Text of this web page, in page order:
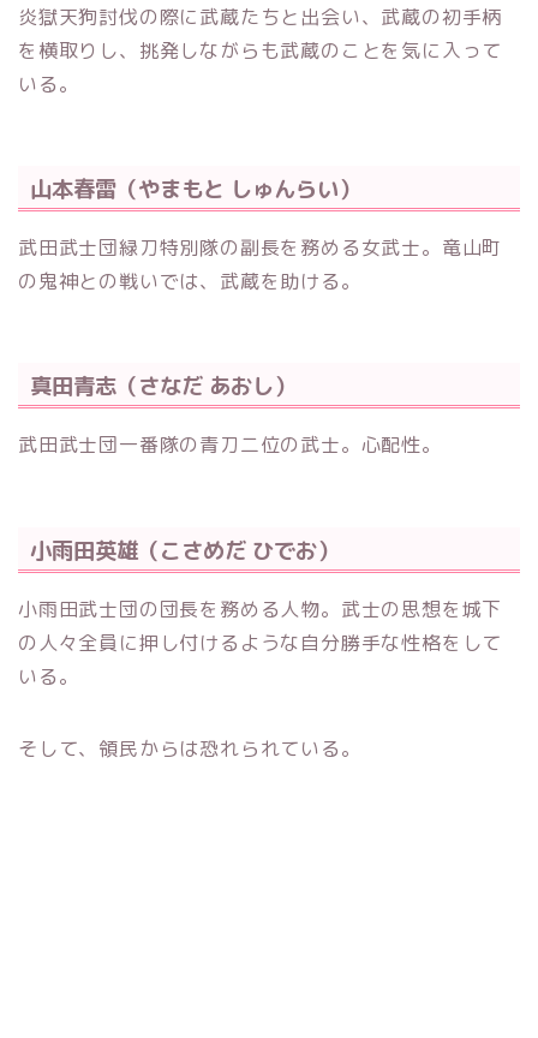
炎獄天狗討伐の際に武蔵たちと出会い、武蔵の初手柄
を横取りし、挑発しながらも武蔵のことを気に入って
いる。
山本春雷（やまもと しゅんらい）
武田武士団緑刀特別隊の副長を務める女武士。竜山町
の鬼神との戦いでは、武蔵を助ける。
真田青志（さなだ あおし）
武田武士団一番隊の青刀二位の武士。心配性。
小雨田英雄（こさめだ ひでお）
小雨田武士団の団長を務める人物。武士の思想を城下
の人々全員に押し付けるような自分勝手な性格をして
いる。
そして、領民からは恐れられている。